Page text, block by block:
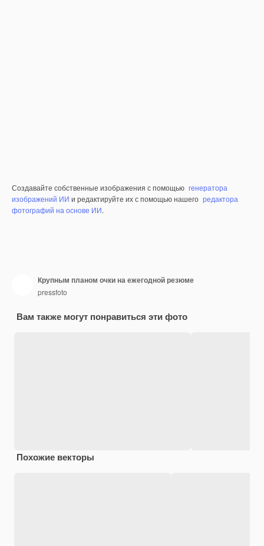
Создавайте собственные изображения с помощью генератора
изображений ИИ и редактируйте их с помощью нашего редактора
фотографий на основе ИИ.
Крупным планом очки на ежегодной резюме
pressfoto
Вам также могут понравиться эти фото
Похожие векторы